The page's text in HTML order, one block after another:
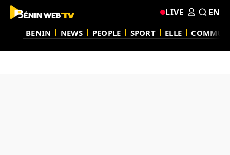
BENIN NEWS PEOPLE SPORT ELLE
LIVE EN